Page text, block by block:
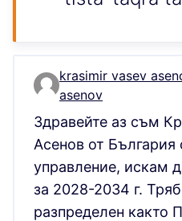
Comment 16204
krasimir vasev
asenov
Здравейте аз съм
Асенов от България
управление, искам
за 2028-2034 г.
разпределен както